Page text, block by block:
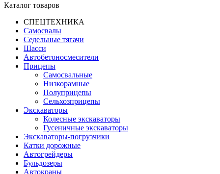
Каталог товаров
СПЕЦТЕХНИКА
Самосвалы
Седельные тягачи
Шасси
Автобетоно­смесители
Прицепы
Самосвальные
Низкорамные
Полуприцепы
Сельхозприцепы
Экскаваторы
Колесные экскаваторы
Гусеничные экскаваторы
Экскаваторы-погрузчики
Катки дорожные
Автогрейдеры
Бульдозеры
Автокраны